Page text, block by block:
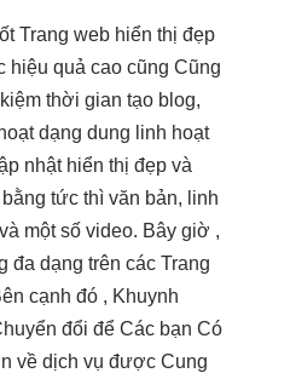
Trang web hiển thị đẹp
hiệu quả cao cũng Cũng
thời gian tạo blog,
dạng dung linh hoạt
nhật hiển thị đẹp và
tức thì văn bản, linh
và một số video. Bây giờ ,
đa dạng trên các Trang
cạnh đó , Khuynh
đổi để Các bạn Có
về dịch vụ được Cung